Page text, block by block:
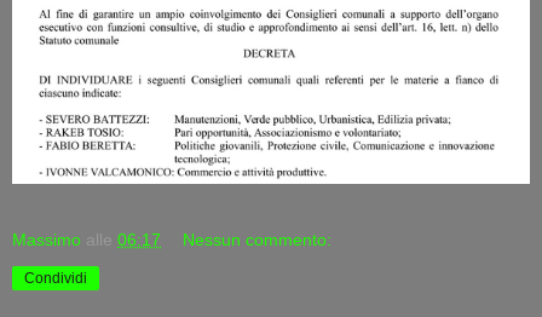
Massimo alle 06:17 Nessun commento:
Condividi